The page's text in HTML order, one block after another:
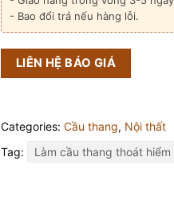
- Bao đổi trả nếu hàng lỗi.
LIÊN HỆ BÁO GIÁ
Categories: Cầu thang, Nội thất
Tag:
Làm cầu thang thoát